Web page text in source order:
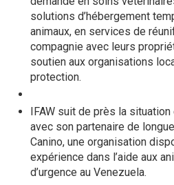
solutions d’hébergement
animaux, en services de
compagnie avec leurs
soutien aux organisations
protection.
IFAW suit de près la
avec son partenaire de
Canino, une organisation
expérience dans l’aide aux
d’urgence au Venezuela.